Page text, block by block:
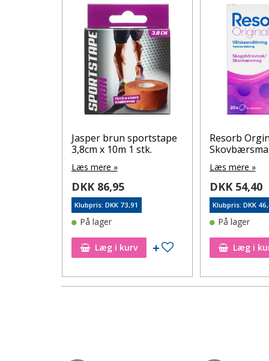
Tilføj til ønskeseddel
Jasper brun sportstape
3,8cm x 10m 1 stk.
Læs mere »
DKK 86,95
Klubpris: DKK 73,91
På lager
Læg i kurv Tilføj til ønskeseddel
Resorb
Læs mere »
DKK 54,40
Klubpris: DKK
På lager
Læg i